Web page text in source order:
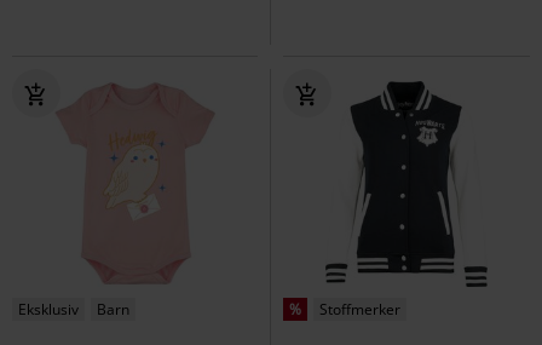
Eksklusiv Barn % Stoffmerker